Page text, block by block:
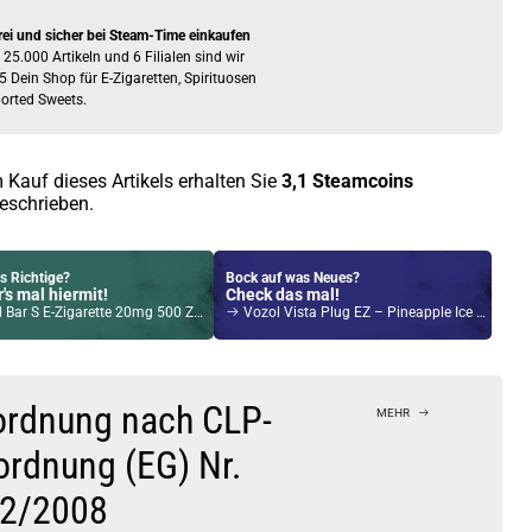
und sicher bei Steam-Time einkaufen
25.000 Artikeln und 6 Filialen sind wir
Dein Shop für E-Zigaretten, Spirituosen
Sweets.
Kauf dieses Artikels erhalten Sie 3,1 Steamcoins
Richtige?
mal hiermit!
E-Zigarette 20mg 500 Züge 450mAh NicSalt Energy Drink
Bock auf was Neues?
Check das mal!
Vozol Vista Plug EZ – Pineapple Ice – Prefilled Pod Tank
nach CLP-
(EG) Nr.
2008
MEHR